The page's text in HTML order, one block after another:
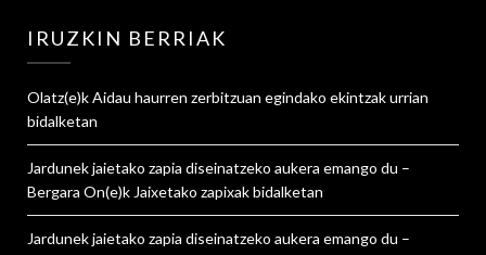
IRUZKIN BERRIAK
Olatz(e)kAidau haurren zerbitzuan egindako ekintzak urrian
bidalketan
Jardunek jaietako zapia diseinatzeko aukera emango du –
Bergara On(e)k Jaixetako zapixakbidalketan
Jardunek jaietako zapia diseinatzeko aukera emango du –